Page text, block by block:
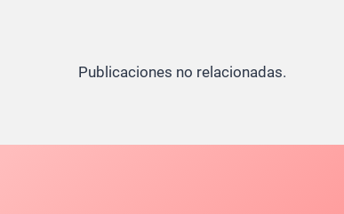
Publicaciones no relacionadas.